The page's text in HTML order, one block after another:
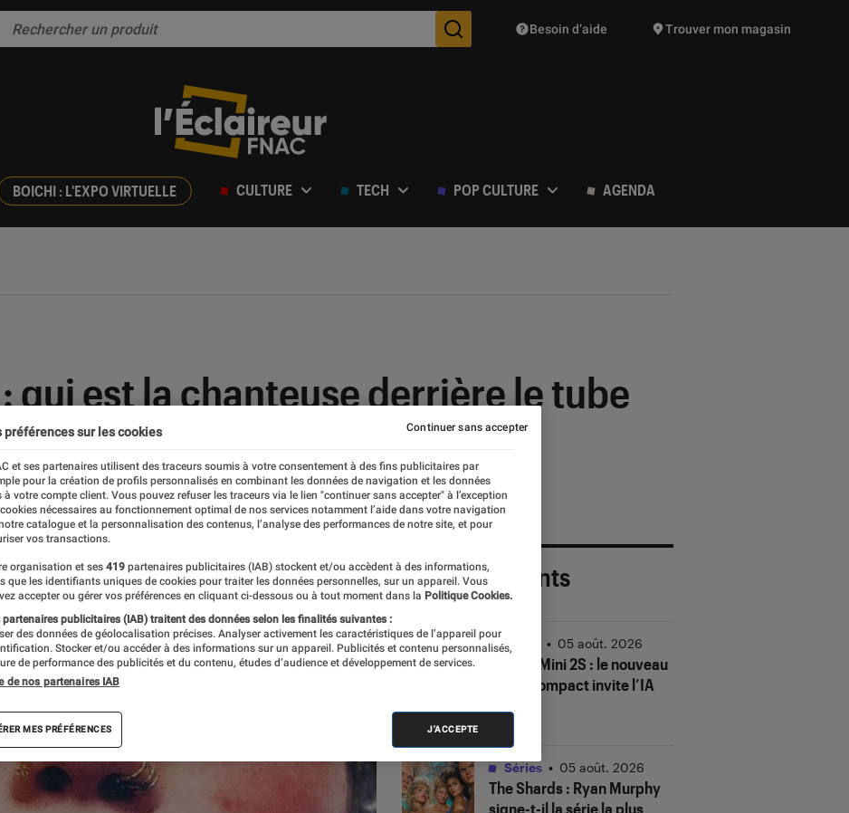
Des suggestions de produits vont vous être proposées
Besoin d’aide Trouver mon magasin
BOICHI : L'EXPO VIRTUELLE CULTURE TECH POP CULTURE AGENDA
qui est la chanteuse derrière le tube
Les plus récents
DJI Mic Mini 2S : le nouveau
micro compact invite l’IA
Vidéo • 05 août. 2026
The Shards: Ryan Murphy
signe-t-il la série la plus
Séries • 05 août. 2026
préférences sur les cookies
et ses partenaires utilisent des traceurs soumis à votre consentement à des fins publicitaires par
pour la création de profils personnalisés en combinant les données de navigation et les données
à votre compte client. Vous pouvez refuser les traceurs via le lien "continuer sans accepter" à l’exception
nécessaires au fonctionnement optimal de nos services notamment l’aide dans votre navigation
catalogue et la personnalisation des contenus, l’analyse des performances de notre site, et pour
vos transactions.
organisation et ses 419 partenaires publicitaires (IAB) stockent et/ou accèdent à des informations,
que les identifiants uniques de cookies pour traiter les données personnelles, sur un appareil. Vous
accepter ou gérer vos préférences en cliquant ci-dessous ou à tout moment dans la Politique Cookies.
partenaires publicitaires (IAB) traitent des données selon les finalités suivantes :
des données de géolocalisation précises. Analyser activement les caractéristiques de l’appareil pour
Stocker et/ou accéder à des informations sur un appareil. Publicités et contenu personnalisés,
de performance des publicités et du contenu, études d’audience et développement de services.
de nos partenaires IAB
MES PRÉFÉRENCES J'ACCEPTE
Continuer sans accepter